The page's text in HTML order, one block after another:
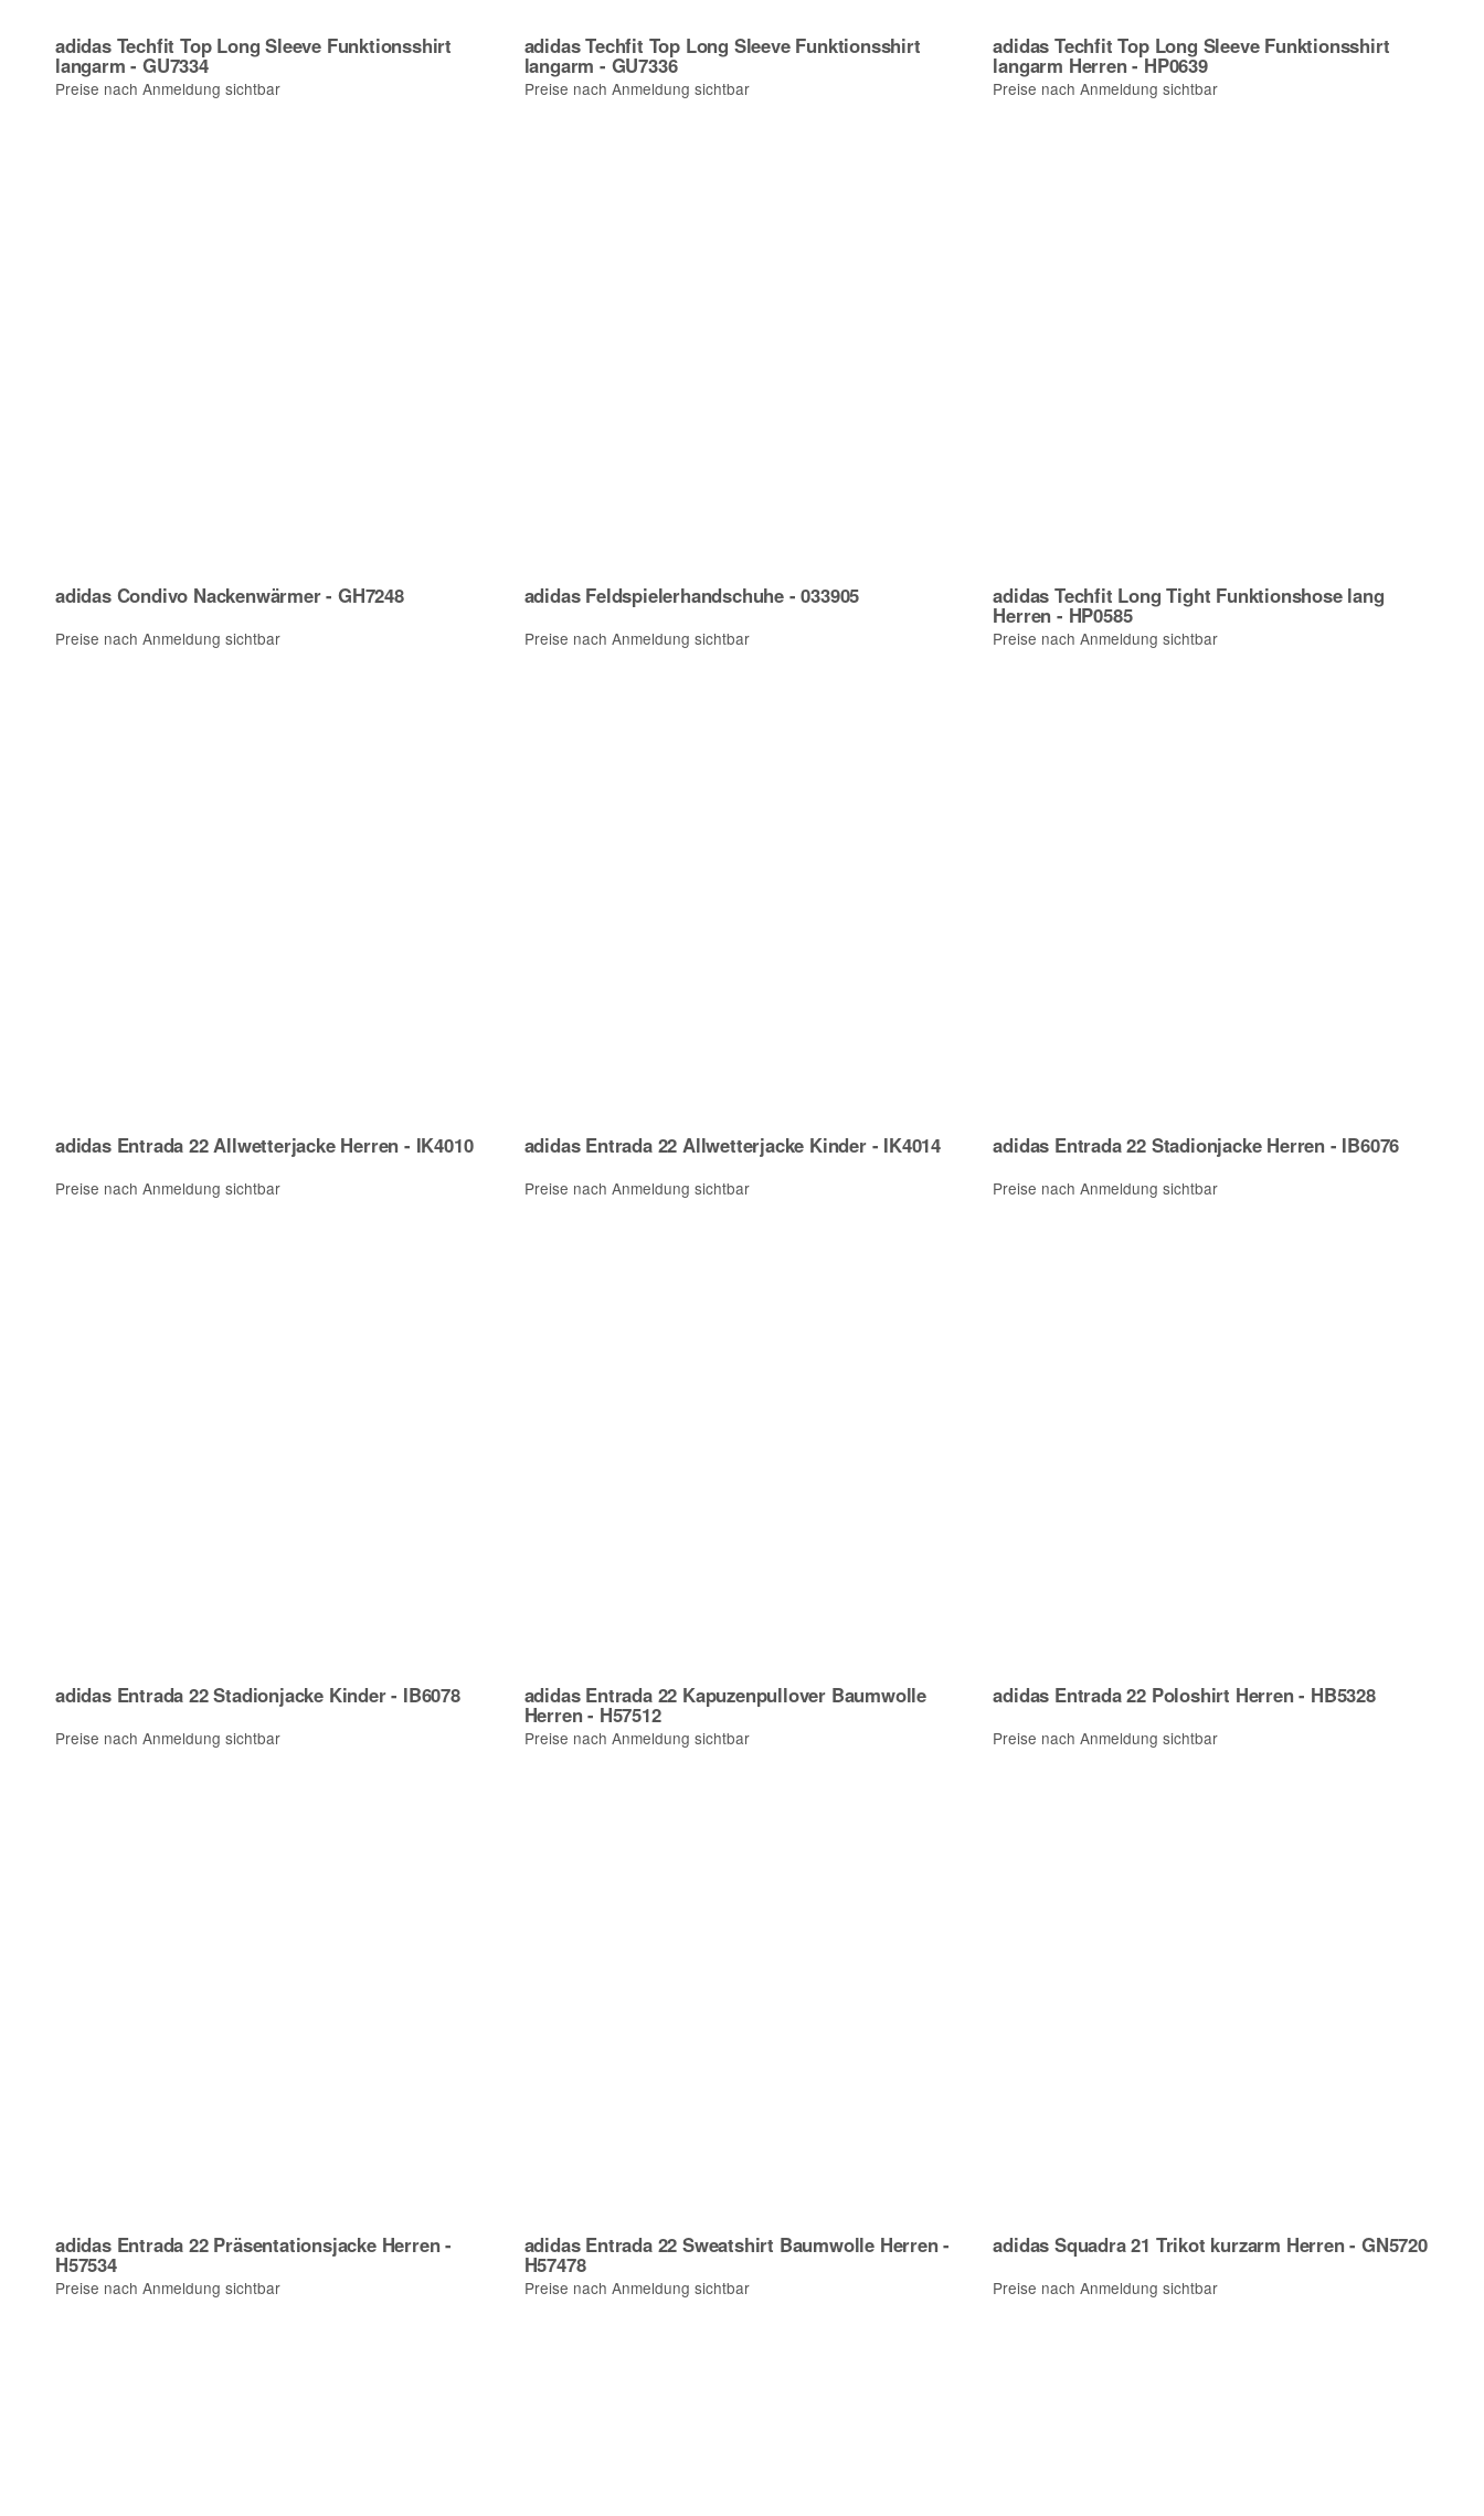
adidas Techfit Top Long Sleeve Funktionsshirt
langarm - GU7334
Preise nach Anmeldung sichtbar
adidas Techfit Top Long Sleeve Funktionsshirt
langarm - GU7336
Preise nach Anmeldung sichtbar
adidas Techfit Top Long Sleeve Funktionsshirt
langarm Herren - HP0639
Preise nach Anmeldung sichtbar
adidas Condivo Nackenwärmer - GH7248
Preise nach Anmeldung sichtbar
adidas Feldspielerhandschuhe - 033905
Preise nach Anmeldung sichtbar
adidas Techfit Long Tight Funktionshose lang
Herren - HP0585
Preise nach Anmeldung sichtbar
adidas Entrada 22 Allwetterjacke Herren - IK4010
Preise nach Anmeldung sichtbar
adidas Entrada 22 Allwetterjacke Kinder - IK4014
Preise nach Anmeldung sichtbar
adidas Entrada 22 Stadionjacke Herren - IB6076
Preise nach Anmeldung sichtbar
adidas Entrada 22 Stadionjacke Kinder - IB6078
Preise nach Anmeldung sichtbar
adidas Entrada 22 Kapuzenpullover Baumwolle
Herren - H57512
Preise nach Anmeldung sichtbar
adidas Entrada 22 Poloshirt Herren - HB5328
Preise nach Anmeldung sichtbar
adidas Entrada 22 Präsentationsjacke Herren -
H57534
Preise nach Anmeldung sichtbar
adidas Entrada 22 Sweatshirt Baumwolle Herren -
H57478
Preise nach Anmeldung sichtbar
adidas Squadra 21 Trikot kurzarm Herren - GN5720
Preise nach Anmeldung sichtbar